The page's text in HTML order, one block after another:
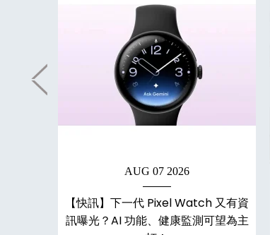
AUG 07 2026
【快訊】下一代 Pixel Watch 又有資
訊曝光？AI 功能、健康監測可望為主